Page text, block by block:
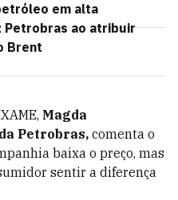
em alta
Petrobras ao atribuir
Brent
Magda
Petrobras, comenta o
baixa o preço, mas
sentir a diferença